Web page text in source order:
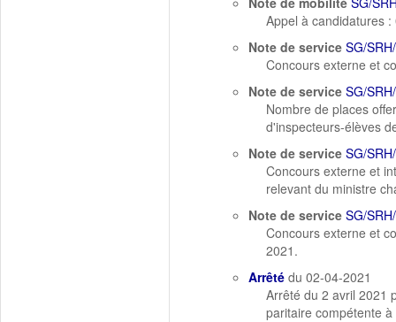
Appel à candidatures
Note de service SG/
Concours externe et
Note de service SG/
Nombre de places
d'inspecteurs-élèves
Note de service SG/
Concours externe et
relevant du ministre
Note de service SG/
Concours externe et
2021.
Arrêté du 02-04-2021
Arrêté du 2 avril 2021
paritaire compétente